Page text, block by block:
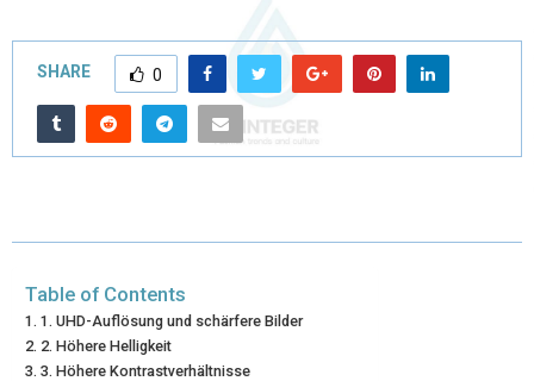
I
)
C
E
B
N
T
E
T
N
K
SHARE 0
Table of Contents
1. UHD-Auflösung und schärfere Bilder
2. Höhere Helligkeit
3. Höhere Kontrastverhältnisse